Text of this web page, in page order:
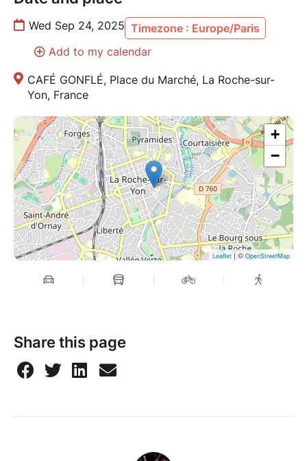
Wed Sep 24, 2025 Timezone : Europe/Paris
Add to my calendar
CAFÉ GONFLÉ, Place du Marché, La Roche-sur-
Yon, France
+
−
Leaflet| ©OpenStreetMap
Share this page